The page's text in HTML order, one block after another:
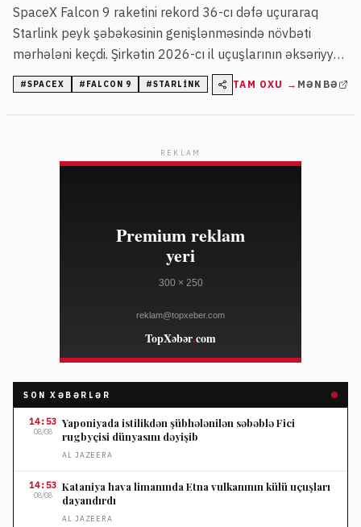
SpaceX Falcon 9 raketini rekord 36-cı dəfə uçuraraq
Starlink peyk şəbəkəsinin genişlənməsində növbəti
mərhələni keçdi. Şirkətin 2026-cı il uçuşlarının əksəriyyəti
Starlink peyklərinin yerləşdirilməsinə yönəlib.
#SPACEX # FALCON 9 #STARLINK TAM OXU → MƏNBƏ
REKLAM
SON XƏBƏRLƏR
14:53
08/08
Yaponiyada istilikdən şübhələnilən səbəblə Fici
rugbyçisi dünyasını dəyişib
AL JAZEERA
14:53
08/08
Kataniya hava limanında Etna vulkanının külü uçuşları
dayandırdı
AL JAZEERA